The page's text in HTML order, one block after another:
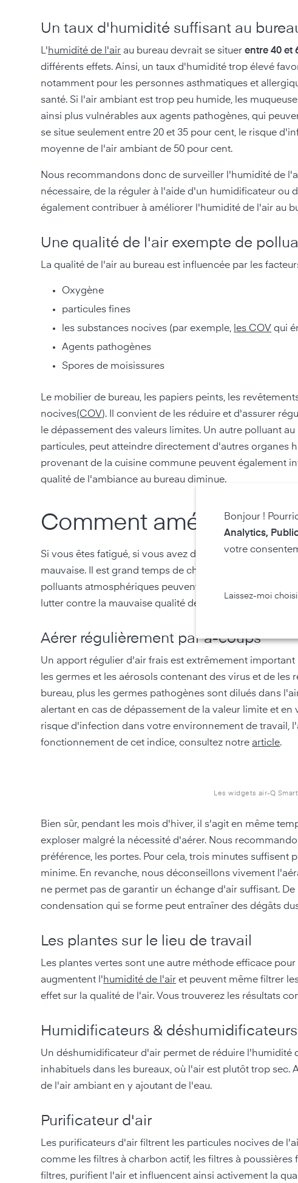
Un taux d'humidité suffisant au
L'humidité de l'air au bureau devrait se situerentre 40 et
différents effets. Ainsi, un taux d'humidité trop élevé
notamment pour les personnes asthmatiques et
santé. Si l'air ambiant est trop peu humide, les
ainsi plus vulnérables aux agents pathogènes, qui
se situe seulement entre 20 et 35 pour cent, le risque
moyenne de l'air ambiant de 50 pour cent.
Nous recommandons donc de surveiller l'humidité de
nécessaire, de la réguler à l'aide d'un humidificateur
également contribuer à améliorer l'humidité de l'air au
Une qualité de l'air exempte de
La qualité de l'air au bureau est influencée par les
Oxygène
particules fines
les substances nocives (par exemple, les COV qui
Agents pathogènes
Spores de moisissures
Le mobilier de bureau, les papiers peints, les
nocives(COV). Il convient de les réduire et d'assurer
le dépassement des valeurs limites. Un autre polluant au
particules, peut atteindre directement d'autres organes
provenant de la cuisine commune peuvent également
qualité de l'ambiance au bureau diminue.
Comment améliorer le
Si vous êtes fatigué, si vous avez des problèmes de
mauvaise. Il est grand temps de changer d'air. Mais
polluants atmosphériques peuvent déjà influencer vos
lutter contre la mauvaise qualité de l'air au bureau.
Aérer régulièrement par à-coups
Un apport régulier d'air frais est extrêmement
les germes et les aérosols contenant des virus et de
bureau, plus les germes pathogènes sont dilués dans
alertant en cas de dépassement de la valeur limite et
risque d'infection dans votre environnement de travail,
fonctionnement de cet indice, consultez notrearticle.
Les widgets air-Q
Bien sûr, pendant les mois d'hiver, il s'agit en même
exploser malgré la nécessité d'aérer. Nous
préférence, les portes. Pour cela, trois minutes
minime. En revanche, nous déconseillons vivement
ne permet pas de garantir un échange d'air suffisant.
condensation qui se forme peut entraîner des dégâts
Les plantes sur le lieu de travail
Les plantes vertes sont une autre méthode efficace
augmentent l'humidité de l'air et peuvent même filtrer
effet sur la qualité de l'air. Vous trouverez les résultats
Humidificateurs & déshumidificateurs
Un déshumidificateur d'air permet de réduire
inhabituels dans les bureaux, où l'air est plutôt trop
de l'air ambiant en y ajoutant de l'eau.
Purificateur d'air
Les purificateurs d'air filtrent les particules nocives de
comme les filtres à charbon actif, les filtres à
filtres, purifient l'air et influencent ainsi activement la
Bonjour !
Analytics,
votre
Laissez-moi